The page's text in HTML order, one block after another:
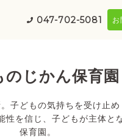
047-702-5081 お
のじかん保育園
子どもの気持ちを受け止め
性を信じ、子どもが主体と
保育園。